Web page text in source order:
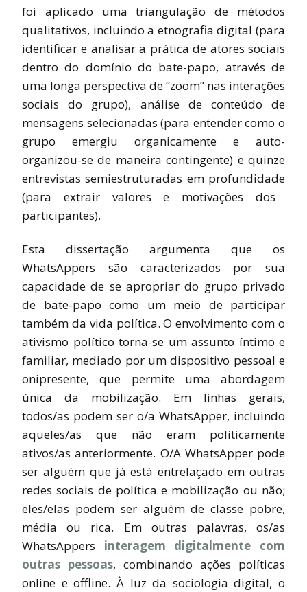
foi aplicado uma triangulação de métodos
qualitativos, incluindo a etnografia digital (para
identificar e analisar a prática de atores sociais
dentro do domínio do bate-papo, através de
uma longa perspectiva de “zoom” nas interações
sociais do grupo), análise de conteúdo de
mensagens selecionadas (para entender como o
grupo emergiu organicamente e auto-
organizou-se de maneira contingente) e quinze
entrevistas semiestruturadas em profundidade
(para extrair valores e motivações dos
participantes).
Esta dissertação argumenta que os
WhatsAppers são caracterizados por sua
capacidade de se apropriar do grupo privado
de bate-papo como um meio de participar
também da vida política. O envolvimento com o
ativismo político torna-se um assunto íntimo e
familiar, mediado por um dispositivo pessoal e
onipresente, que permite uma abordagem
única da mobilização. Em linhas gerais,
todos/as podem ser o/a WhatsApper, incluindo
aqueles/as que não eram politicamente
ativos/as anteriormente. O/A WhatsApper pode
ser alguém que já está entrelaçado em outras
redes sociais de política e mobilização ou não;
eles/elas podem ser alguém de classe pobre,
média ou rica. Em outras palavras, os/as
WhatsAppers interagem digitalmente com
outras pessoas, combinando ações políticas
online e offline. À luz da sociologia digital, o